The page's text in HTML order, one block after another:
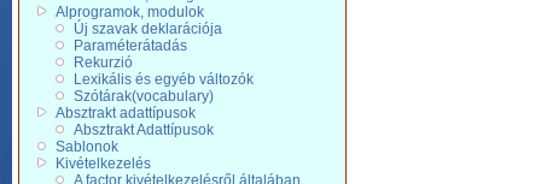
Alprogramok, modulok
Új szavak deklarációja
Paraméterátadás
Rekurzió
Lexikális és egyéb változók
Szótárak(vocabulary)
Absztrakt adattípusok
Absztrakt Adattípusok
Sablonok
Kivételkezelés
A factor kivételkezelésről általában